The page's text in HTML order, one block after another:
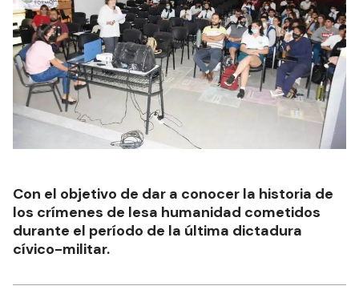
Con el objetivo de dar a conocer la historia de
los crímenes de lesa humanidad cometidos
durante el período de la última dictadura
cívico-militar.